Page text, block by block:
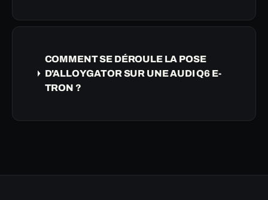
COMMENT SE DÉROULE LA POSE
D'ALLOYGATOR SUR UNE AUDI Q6 E-
TRON ?